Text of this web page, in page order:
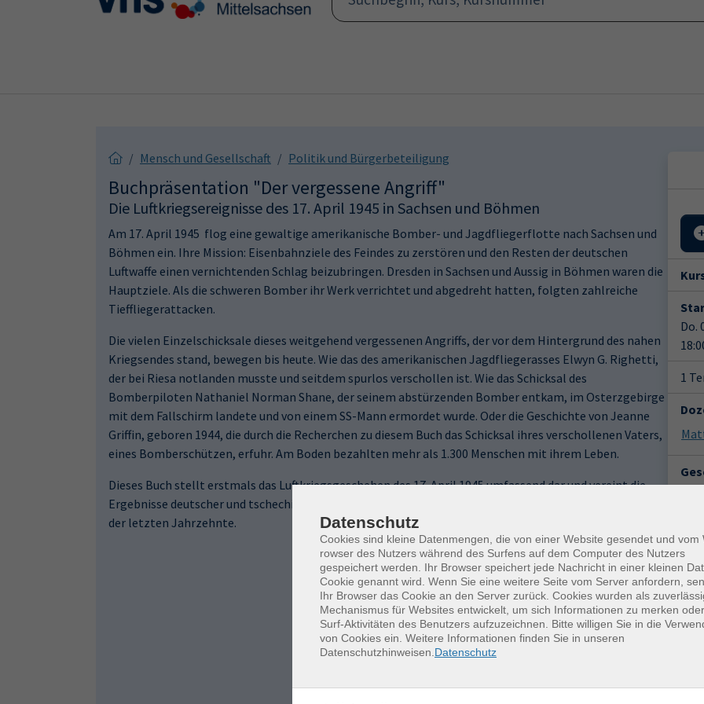
Skip to main content
Skip to page footer
Mensch und Gesellschaft Politik und Bürgerbeteiligung
Buchpräsentation "Der vergessene Angriff"
Die Luftkriegsereignisse des 17. April 1945 in Sachsen und Böhmen
Am 17. April 1945 flog eine gewaltige amerikanische Bomber- und Jagdfliegerflotte nach Sachsen und
Böhmen ein. Ihre Mission: Eisenbahnziele des Feindes zu zerstören und den Resten der deutschen
Luftwaffe einen vernichtenden Schlag beizubringen. Dresden in Sachsen und Aussig in Böhmen waren die
Hauptziele. Als die schweren Bomber ihr Werk verrichtet und abgedreht hatten, folgten zahlreiche
Tieffliegerattacken.
Die vielen Einzelschicksale dieses weitgehend vergessenen Angriffs, der vor dem Hintergrund des nahen
Kriegsendes stand, bewegen bis heute. Wie das des amerikanischen Jagdfliegerasses Elwyn G. Righetti,
der bei Riesa notlanden musste und seitdem spurlos verschollen ist. Wie das Schicksal des
Bomberpiloten Nathaniel Norman Shane, der seinem abstürzenden Bomber entkam, im Osterzgebirge
mit dem Fallschirm landete und von einem SS-Mann ermordet wurde. Oder die Geschichte von Jeanne
Griffin, geboren 1944, die durch die Recherchen zu diesem Buch das Schicksal ihres verschollenen Vaters,
eines Bomberschützen, erfuhr. Am Boden bezahlten mehr als 1.300 Menschen mit ihrem Leben.
Dieses Buch stellt erstmals das Luftkriegsgeschehen des 17. April 1945 umfassend dar und vereint die
Ergebnisse deutscher und tschechischer Heimatforscher sowie eine Vielzahl von Zeitzeugenaussagen
der letzten Jahrzehnte.
Do.
1
Datenschutz
Cookies sind kleine Datenmengen, die von einer Website gesendet und vom
rowser des Nutzers während des Surfens auf dem Computer des Nutzers
gespeichert werden. Ihr Browser speichert jede Nachricht in einer kleinen
Cookie genannt wird. Wenn Sie eine weitere Seite vom Server anfordern,
Ihr Browser das Cookie an den Server zurück. Cookies wurden als
Mechanismus für Websites entwickelt, um sich Informationen zu merken
Surf-Aktivitäten des Benutzers aufzuzeichnen. Bitte willigen Sie in die
von Cookies ein. Weitere Informationen finden Sie in unseren
Datenschutzhinweisen. Datenschutz